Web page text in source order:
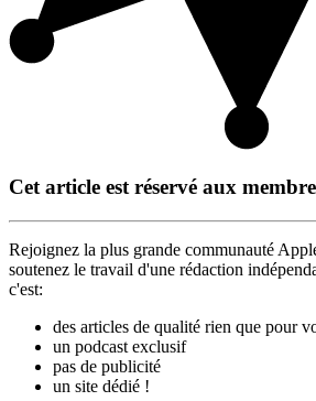
Cet article est réservé aux
Rejoignez la plus grande communauté
soutenez le travail d'une rédaction
c'est:
des articles de qualité rien que pour
un podcast exclusif
pas de publicité
un site dédié !